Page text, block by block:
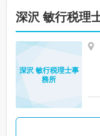
深沢 敏行税理
深沢 敏行税理士事
務所